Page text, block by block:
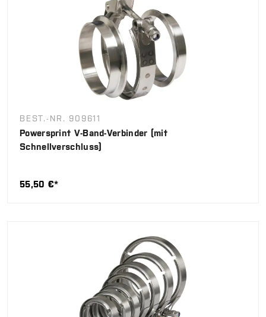
BEST.-NR. 909611
Powersprint V-Band-Verbinder (mit
Schnellverschluss)
55,50 €*